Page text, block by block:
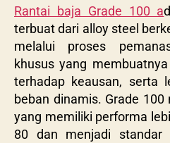
Rantai baja Grade 100 a
terbuat dari alloy steel
melalui proses
khusus yang
terhadap keausan, serta
beban dinamis. Grade
yang memiliki performa
80 dan menjadi standar